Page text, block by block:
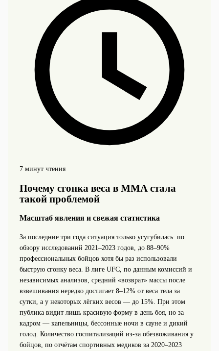
7 минут чтения
Почему сгонка веса в ММА стала
такой проблемой
Масштаб явления и свежая статистика
За последние три года ситуация только усугубилась: по
обзору исследований 2021–2023 годов, до 88–90%
профессиональных бойцов хотя бы раз использовали
быструю сгонку веса. В лиге UFC, по данным комиссий и
независимых анализов, средний «возврат» массы после
взвешивания нередко достигает 8–12% от веса тела за
сутки, а у некоторых лёгких весов — до 15%. При этом
публика видит лишь красивую форму в день боя, но за
кадром — капельницы, бессонные ночи в сауне и дикий
голод. Количество госпитализаций из‑за обезвоживания у
бойцов, по отчётам спортивных медиков за 2020–2023